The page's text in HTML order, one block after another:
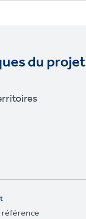
du projet